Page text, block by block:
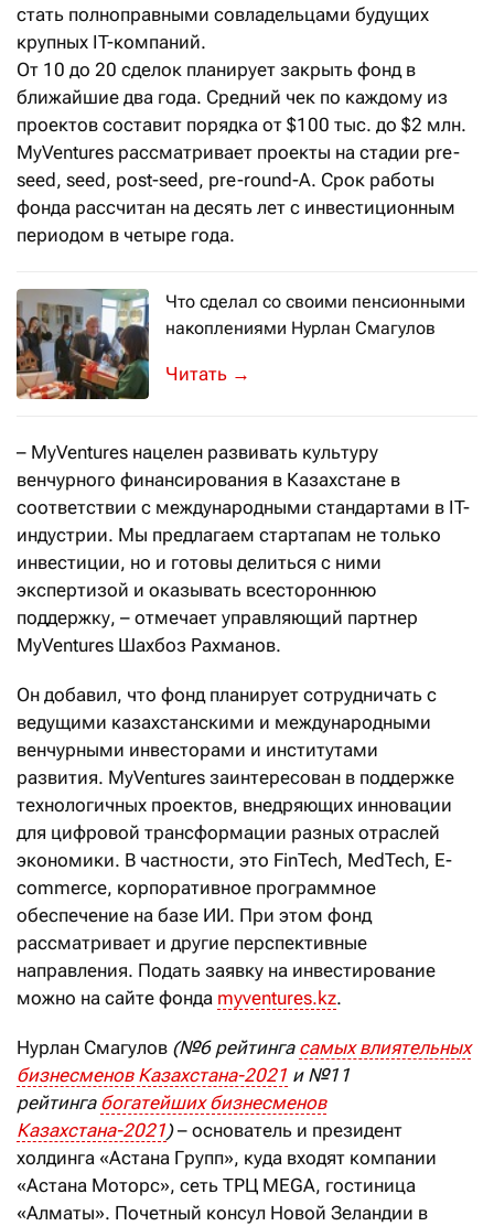
стать полноправными совладельцами будущих
крупных IT-компаний.
От 10 до 20 сделок планирует закрыть фонд в
ближайшие два года. Средний чек по каждому из
проектов составит порядка от $100 тыс. до $2 млн.
MyVentures рассматривает проекты на стадии pre-
seed, seed, post-seed, pre-round-A. Срок работы
фонда рассчитан на десять лет с инвестиционным
периодом в четыре года.
Что сделал со своими пенсионными
накоплениями Нурлан Смагулов
Фонд Нурлана Смагулова приобрел
→
– MyVentures нацелен развивать культуру
венчурного финансирования в Казахстане в
соответствии с международными стандартами в IT-
индустрии. Мы предлагаем стартапам не только
инвестиции, но и готовы делиться с ними
экспертизой и оказывать всестороннюю
поддержку, – отмечает управляющий партнер
MyVentures Шахбоз Рахманов.
Он добавил, что фонд планирует сотрудничать с
ведущими казахстанскими и международными
венчурными инвесторами и институтами
развития. MyVentures заинтересован в поддержке
технологичных проектов, внедряющих инновации
для цифровой трансформации разных отраслей
экономики. В частности, это FinTech, MedTech, E-
commerce, корпоративное программное
обеспечение на базе ИИ. При этом фонд
рассматривает и другие перспективные
направления. Подать заявку на инвестирование
можно на сайте фонда myventures.kz.
Нурлан Смагулов (№6 рейтинга самых влиятельных
бизнесменов Казахстана-2021 и №11
рейтинга богатейших бизнесменов
Казахстана-2021)– основатель и президент
холдинга «Астана Групп», куда входят компании
«Астана Моторс», сеть ТРЦ MEGA, гостиница
«Алматы». Почетный консул Новой Зеландии в